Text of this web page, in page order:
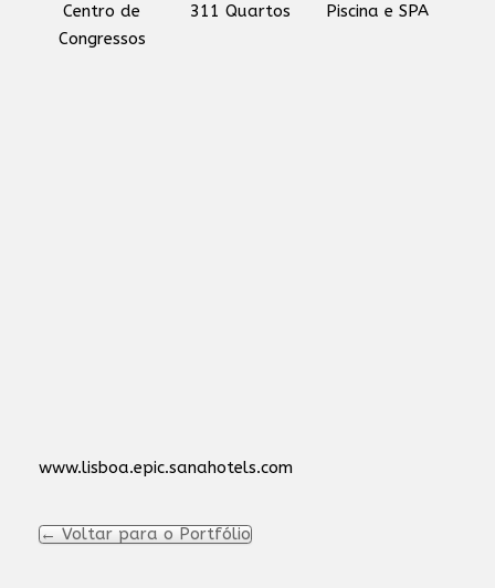
Centro de
Congressos
311 Quartos Piscina e SPA
www.lisboa.epic.sanahotels.com
← Voltar para o Portfólio